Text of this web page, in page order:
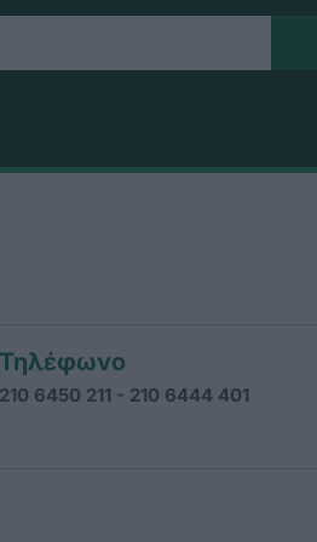
Τηλέφωνο
210 6450 211 - 210 6444 401